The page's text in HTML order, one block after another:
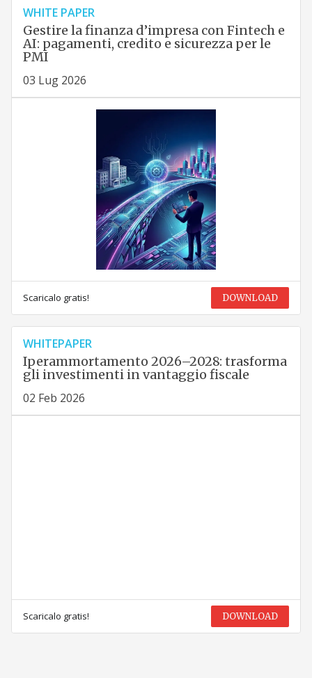
WHITE PAPER
Gestire la finanza d’impresa con Fintech e
AI: pagamenti, credito e sicurezza per le
PMI
03 Lug 2026
Scaricalo gratis! DOWNLOAD
WHITEPAPER
Iperammortamento 2026–2028: trasforma
gli investimenti in vantaggio fiscale
02 Feb 2026
Scaricalo gratis! DOWNLOAD